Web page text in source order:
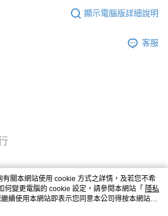
消欲退款等相關疑問，請聯繫「AFTEE先享後付
support/home
同意申辦者引起之損失，本公司不負相關責
時，將依據個別帳號之用戶狀況，依本公司即
若仍有額度不足之情形，本公司將視審查結果
使用他人資訊註冊。若發現惡意使用之情形，
停止該用戶之使用額度並採取法律行動。
含紙箱10kg，請控制商品重量在9~
含以上)免運費
顯示電腦版詳細說明
客服
關本網站使用 cookie 方式之詳情，及若您不希
何變更電腦的 cookie 設定，請參閱本網站「 隱私
續使用本網站即表示您同意本公司得按本網站使
。